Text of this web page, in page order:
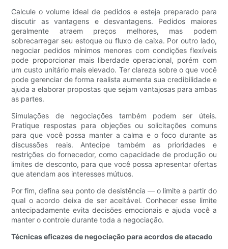
Calcule o volume ideal de pedidos e esteja preparado para
discutir as vantagens e desvantagens. Pedidos maiores
geralmente atraem preços melhores, mas podem
sobrecarregar seu estoque ou fluxo de caixa. Por outro lado,
negociar pedidos mínimos menores com condições flexíveis
pode proporcionar mais liberdade operacional, porém com
um custo unitário mais elevado. Ter clareza sobre o que você
pode gerenciar de forma realista aumenta sua credibilidade e
ajuda a elaborar propostas que sejam vantajosas para ambas
as partes.
Simulações de negociações também podem ser úteis.
Pratique respostas para objeções ou solicitações comuns
para que você possa manter a calma e o foco durante as
discussões reais. Antecipe também as prioridades e
restrições do fornecedor, como capacidade de produção ou
limites de desconto, para que você possa apresentar ofertas
que atendam aos interesses mútuos.
Por fim, defina seu ponto de desistência — o limite a partir do
qual o acordo deixa de ser aceitável. Conhecer esse limite
antecipadamente evita decisões emocionais e ajuda você a
manter o controle durante toda a negociação.
Técnicas eficazes de negociação para acordos de atacado